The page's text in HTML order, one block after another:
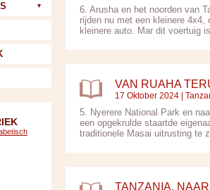
6. Arusha en het noorden van
rijden nu met een kleinere
kleinere auto. Mar dit voertuig
VAN RUAHA
17 Oktober 2024 |
5. Nyerere National Park en
een opgekrulde staartde
traditionele Masai uitrusting te
TANZANIA,